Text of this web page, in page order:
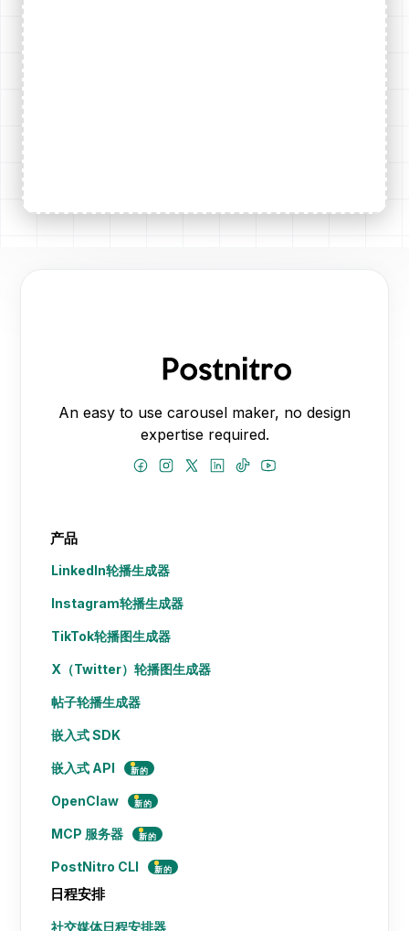
An easy to use carousel maker, no design
expertise required.
产品
LinkedIn轮播生成器
Instagram轮播生成器
TikTok轮播图生成器
X（Twitter）轮播图生成器
帖子轮播生成器
嵌入式 SDK
嵌入式 API 新的
OpenClaw 新的
MCP 服务器 新的
PostNitro CLI 新的
日程安排
社交媒体日程安排器